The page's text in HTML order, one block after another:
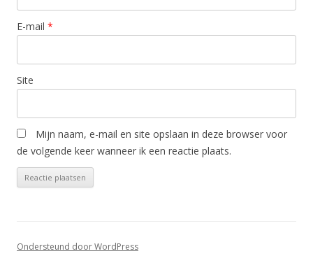
E-mail *
Site
Mijn naam, e-mail en site opslaan in deze browser voor
de volgende keer wanneer ik een reactie plaats.
Ondersteund door WordPress